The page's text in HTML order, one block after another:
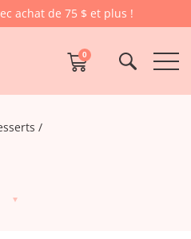
achat de 75 $ et plus !
0